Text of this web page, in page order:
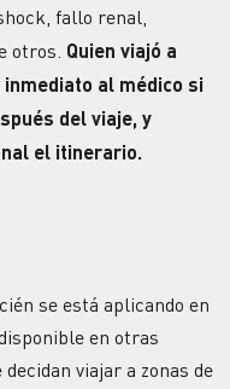
fallo renal,
otros. Quien viajó a
al médico si
del viaje, y
el itinerario.
se está aplicando en
en otras
viajar a zonas de